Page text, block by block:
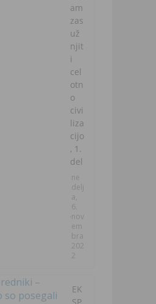
am
zas
už
njit
i
cel
otn
o
civi
liza
cijo
, 1.
del
ne
delj
a,
6.
nov
em
bra
202
2
EK